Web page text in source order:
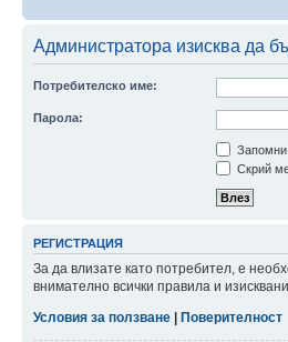
Администратора изисква да
Потребителско име:
Парола:
Скрий
РЕГИСТРАЦИЯ
За да влизате като потребител, е
внимателно всички правила и
Условия за ползване
Поверителност